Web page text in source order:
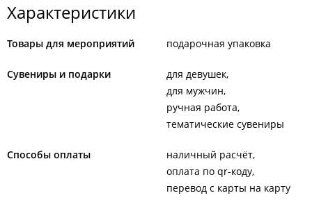
Характеристики
Товары для мероприятий подарочная упаковка
Сувениры и подарки
для девушек
для мужчин
ручная работа
тематические сувениры
Способы оплаты
наличный расчёт
оплата по qr-коду
перевод с карты на карту